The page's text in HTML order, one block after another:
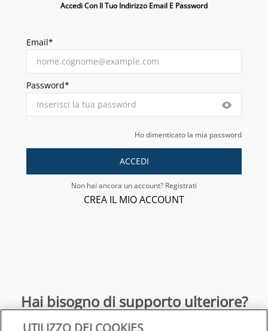
Accedi Con Il Tuo Indirizzo Email E Password
Email*
Password*
Ho dimenticato la mia password
ACCEDI
Non hai ancora un account? Registrati
CREA IL MIO ACCOUNT
Hai bisogno di supporto ulteriore?
UTILIZZO DEI COOKIES